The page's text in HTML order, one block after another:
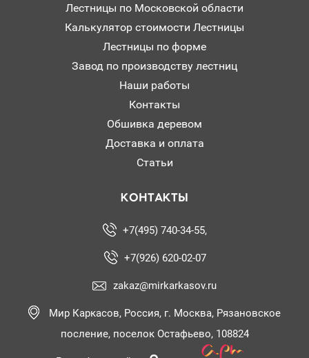
Лестницы по Московской области
Калькулятор стоимости Лестницы
Лестницы по форме
Завод по производству лестниц
Наши работы
Контакты
Обшивка деревом
Доставка и оплата
Статьи
КОНТАКТЫ
+7(495) 740-34-55,
+7(926) 620-02-07
zakaz@mirkarkasov.ru
Мир Каркасов, Россия, г. Москва, Рязановское
посление, поселок Остафьево, 108824